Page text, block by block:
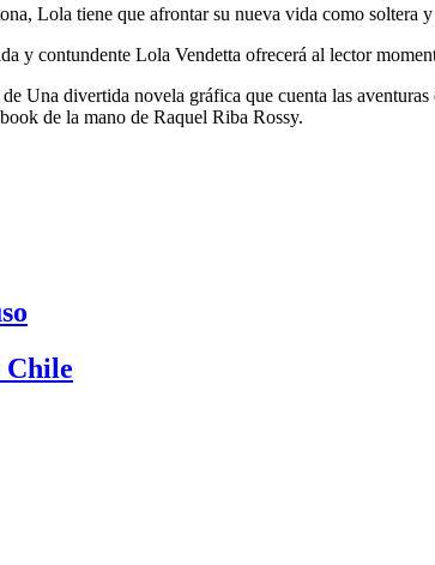
Lola tiene que afrontar su nueva vida como
y contundente Lola Vendetta ofrecerá al lector
Una divertida novela gráfica que cuenta las
de la mano de Raquel Riba Rossy.
Chile